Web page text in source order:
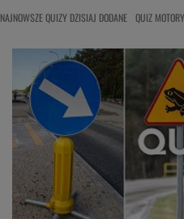
NAJNOWSZE QUIZY DZISIAJ DODANE QUIZ